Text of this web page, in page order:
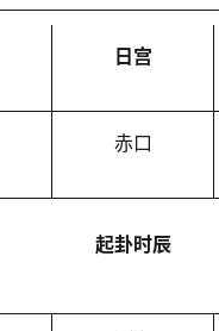
日宫
赤口
起卦时辰